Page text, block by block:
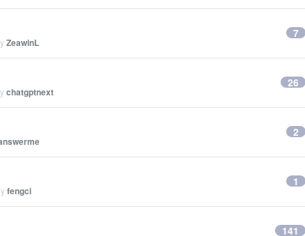
ZeawinL
7
chatgptnext
26
2
fengci
1
141